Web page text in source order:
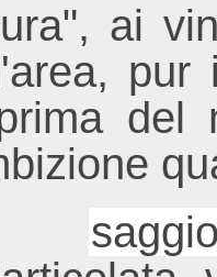
ai
pur
del